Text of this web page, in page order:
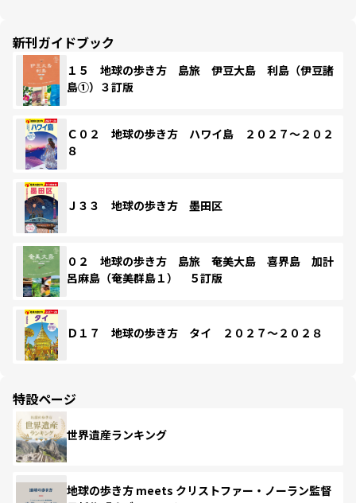
新刊ガイドブック
１５ 地球の歩き方 島旅 伊豆大島 利島（伊豆諸
島①）３訂版
Ｃ０２ 地球の歩き方 ハワイ島 ２０２７～２０２
８
Ｊ３３ 地球の歩き方 墨田区
０２ 地球の歩き方 島旅 奄美大島 喜界島 加計
呂麻島（奄美群島１） ５訂版
Ｄ１７ 地球の歩き方 タイ ２０２７～２０２８
特設ページ
世界遺産ランキング
地球の歩き方 meets クリストファー・ノーラン監督